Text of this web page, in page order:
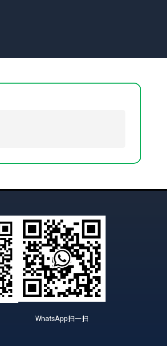
WhatsApp扫一扫